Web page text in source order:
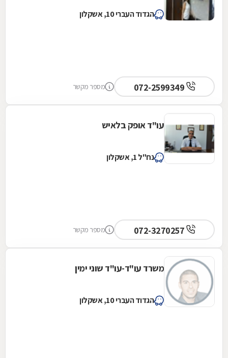
הגדוד העברי 10, אשקלון
מספר מקשר
עו"ד אופק בלאיש
נח"ל 1, אשקלון
מספר מקשר
משרד עו"ד-עו"ד שוני ימין
הגדוד העברי 10, אשקלון